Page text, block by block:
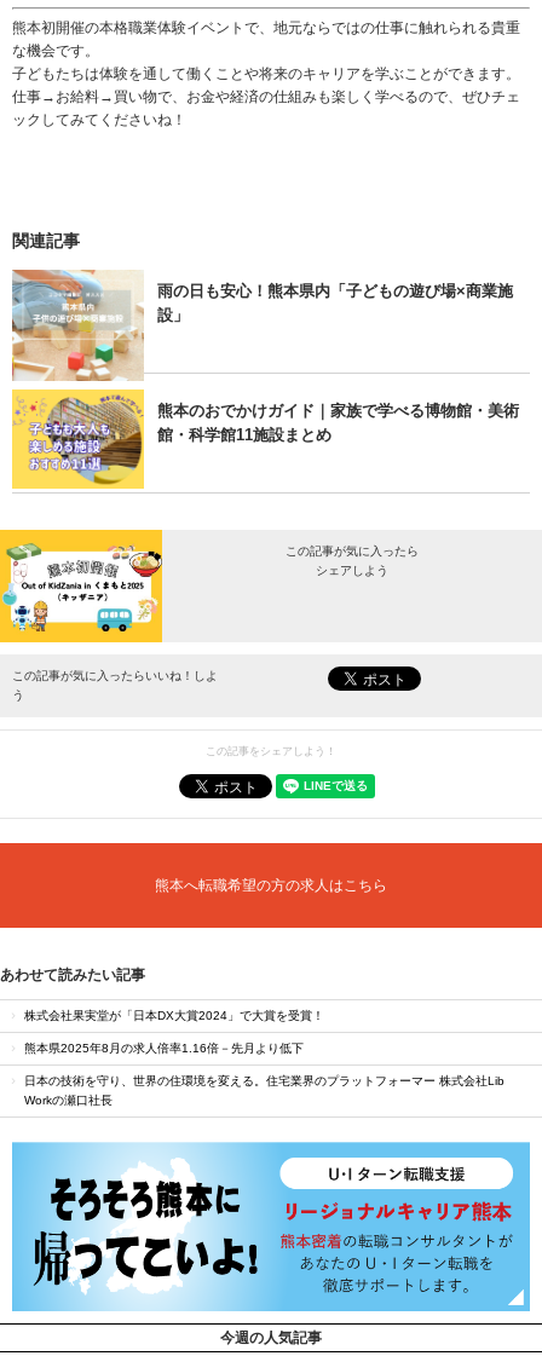
熊本初開催の本格職業体験イベントで、地元ならではの仕事に触れられる貴重
な機会です。
子どもたちは体験を通して働くことや将来のキャリアを学ぶことができます。
仕事→お給料→買い物で、お金や経済の仕組みも楽しく学べるので、ぜひチェ
ックしてみてくださいね！
関連記事
雨の日も安心！熊本県内「子どもの遊び場×商業施
設」
熊本のおでかけガイド｜家族で学べる博物館・美術
館・科学館11施設まとめ
この記事が気に入ったら
シェアしよう
最新情報をお届けします。
この記事が気に入ったらいいね！しよ
う
この記事をシェアしよう！
熊本へ転職希望の方の求人はこちら
あわせて読みたい記事
株式会社果実堂が「日本DX大賞2024」で大賞を受賞！
熊本県2025年8月の求人倍率1.16倍－先月より低下
日本の技術を守り、世界の住環境を変える。住宅業界のプラットフォーマー 株式会社Lib
Workの瀬口社長
今週の人気記事